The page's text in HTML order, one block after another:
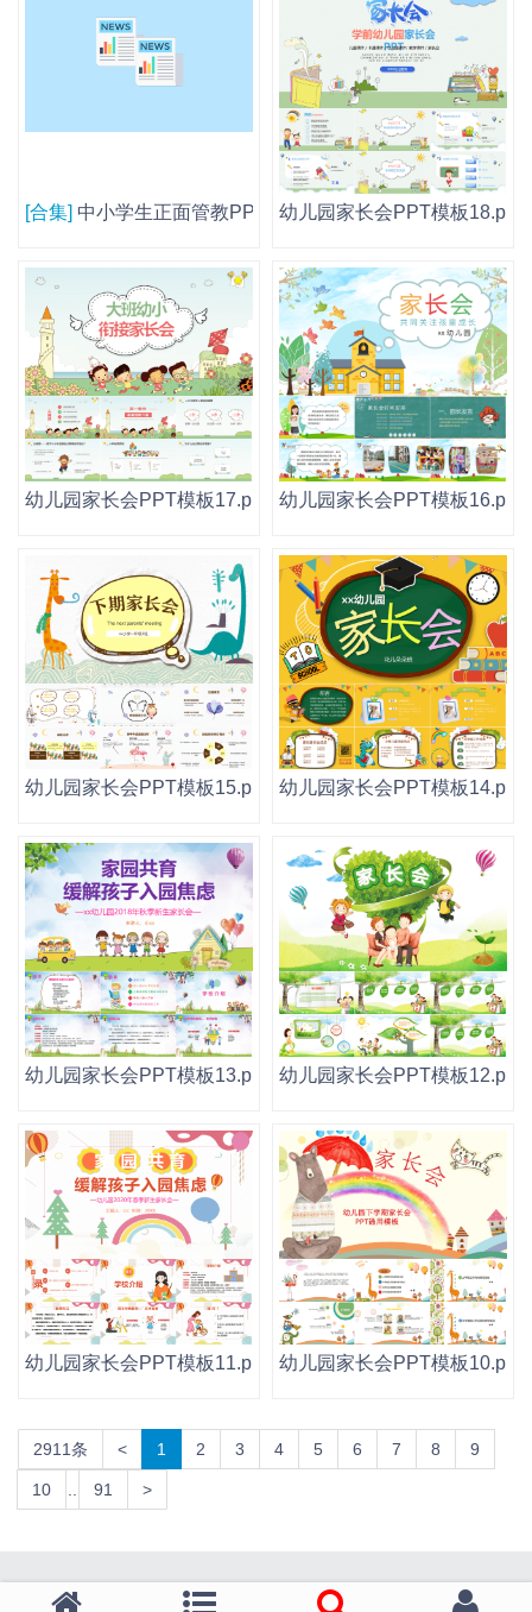
[合集] 中小学生正面管教PPT模板读书阅读分享会幼儿园家
幼儿园家长会PPT模板18.pptx
幼儿园家长会PPT模板17.pptx 幼儿园家长会PPT模板16.pptx
幼儿园家长会PPT模板15.pptx 幼儿园家长会PPT模板14.pptx
幼儿园家长会PPT模板13.pptx 幼儿园家长会PPT模板12.pptx
幼儿园家长会PPT模板11.pptx 幼儿园家长会PPT模板10.pptx
2911条 < 1 2 3 4 5 6 7 8 9
10 91 >
技术支持：QINMEI.NET